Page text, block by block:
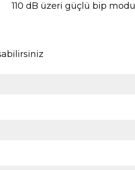
110 dB üzeri güçlü bip modu